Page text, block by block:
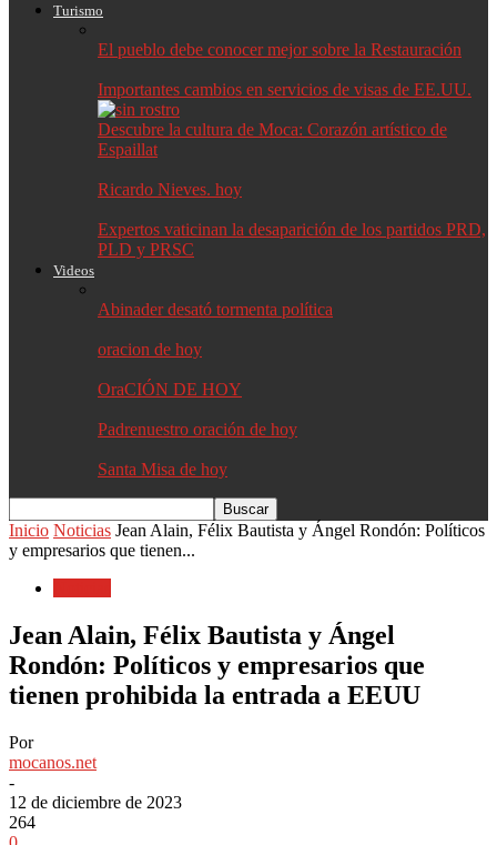
Turismo
El pueblo debe conocer mejor sobre la Restauración
Importantes cambios en servicios de visas de EE.UU.
Descubre la cultura de Moca: Corazón artístico de
Espaillat
Ricardo Nieves. hoy
Expertos vaticinan la desaparición de los partidos PRD,
PLD y PRSC
Videos
Abinader desató tormenta política
oracion de hoy
OraCIÓN DE HOY
Padrenuestro oración de hoy
Santa Misa de hoy
Inicio Noticias Jean Alain, Félix Bautista y Ángel Rondón: Políticos
y empresarios que tienen...
Jean Alain, Félix Bautista y Ángel
Rondón: Políticos y empresarios que
tienen prohibida la entrada a EEUU
Por
mocanos.net
-
12 de diciembre de 2023
264